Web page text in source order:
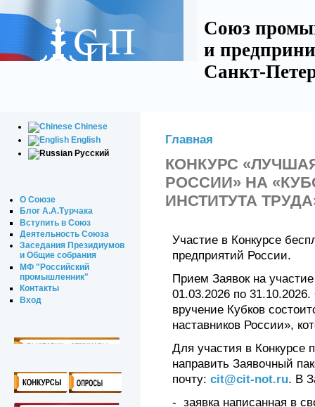
Союз
и
Санкт-
Chinese
English
Русский
О Союзе
Блог А.А.Турчака
Вступить в Союз
Деятельность Союза
Заседания Президиумов
и Общие собрания
МФ "Российский
промышленник"
Контакты
Вход
Главная
КОНКУРС
РОССИИ» НА
ИНСТИТУТА
Участие в Конкурсе
предприятий России.
Прием Заявок на
01.03.2026 по
вручение Кубков
наставников России»,
Для участия в Конкурсе
направить Заявочный
почту: cit@cit-not.ru. В
- заявка написанная в